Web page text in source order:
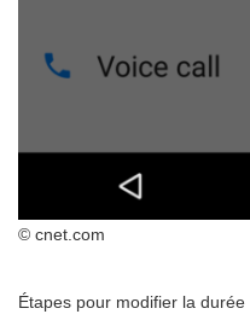
© cnet.com
Étapes pour modifier la